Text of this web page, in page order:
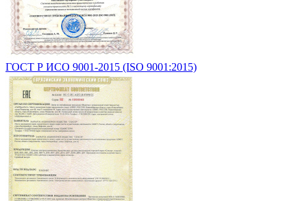
ГОСТ Р ИСО 9001-2015 (ISO 9001:2015)